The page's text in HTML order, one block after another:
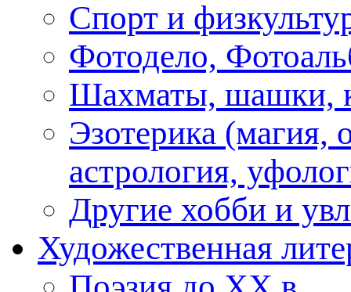
Спорт и
Фотодело,
Шахматы, шашки,
Эзотерика (магия,
астрология,
Другие хобби и
Художественная